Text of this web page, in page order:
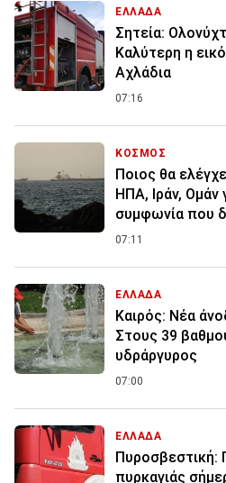
ΕΛΛΑΔΑ
Σητεία:
Καλύτερη η
Αχλάδια
07:16
ΚΟΣΜΟΣ
Ποιος θα
ΗΠΑ, Ιράν, Ομάν
συμφωνία που
07:11
ΕΛΛΑΔΑ
Καιρός: Νέα
Στους 39
υδράργυρος
07:00
ΕΛΛΑΔΑ
Πυροσβεστική:
πυρκαγιάς